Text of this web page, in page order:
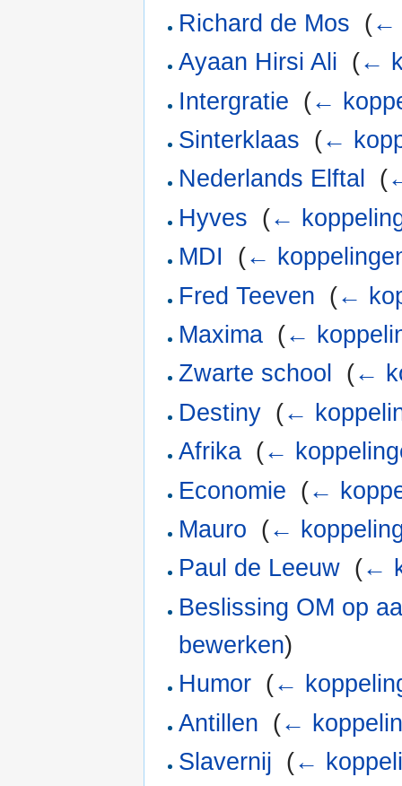
Richard de Mos (←
Ayaan Hirsi Ali (←
Intergratie (←
Sinterklaas (←
Nederlands Elftal
(
Hyves (←
MDI
(←
Fred Teeven (←
Maxima (←
Zwarte school
(←
Destiny (←
Afrika (←
Economie (←
Mauro (←
Paul de Leeuw (←
Beslissing OM op
bewerken)
Humor (←
Antillen (←
Slavernij (←